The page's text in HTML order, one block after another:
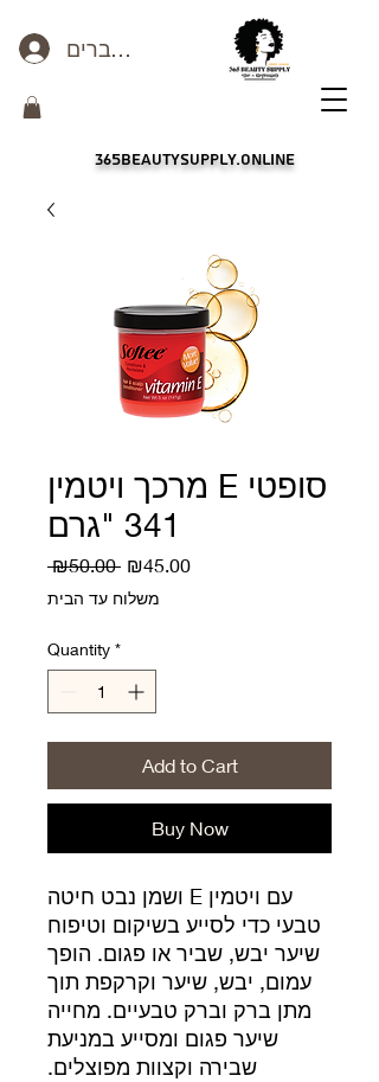
כניסה לחברים
365beautysupply.online
מרכך ויטמין E סופטי
341 "גרם
₪50.00 Regular
Price
₪45.00Sale
משלוח עד הבית
Quantity *
Add to Cart
Buy Now
עם ויטמין E ושמן נבט חיטה
טבעי כדי לסייע בשיקום וטיפוח
שיער יבש, שביר או פגום. הופך
עמום, יבש, שיער וקרקפת תוך
מתן ברק וברק טבעיים. מחייה
שיער פגום ומסייע במניעת
שבירה וקצוות מפוצלים.